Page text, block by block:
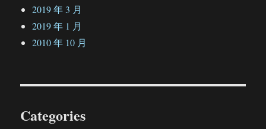
2019 年 3 月
2019 年 1 月
2010 年 10 月
Categories